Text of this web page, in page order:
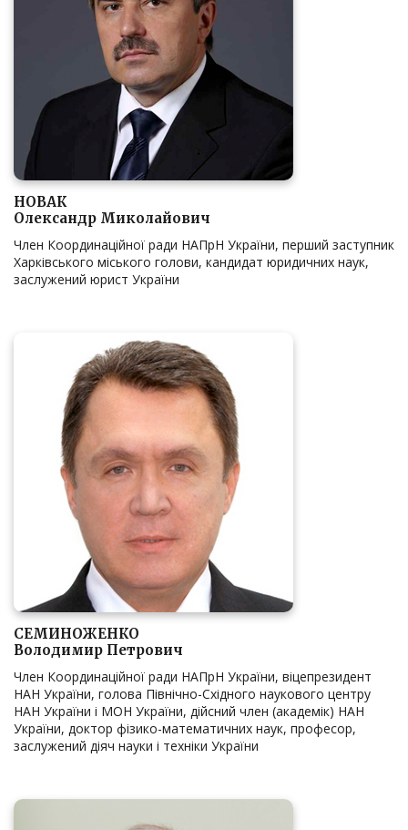
НОВАК
Олександр Миколайович
Член Координаційної ради НАПрН України, перший заступник
Харківського міського голови, кандидат юридичних наук,
заслужений юрист України
СЕМИНОЖЕНКО
Володимир Петрович
Член Координаційної ради НАПрН України, віцепрезидент
НАН України, голова Північно-Східного наукового центру
НАН України і МОН України, дійсний член (академік) НАН
України, доктор фізико-математичних наук, професор,
заслужений діяч науки і техніки України